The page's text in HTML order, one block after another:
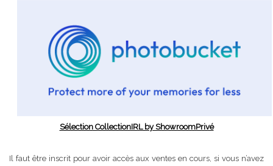
Sélection CollectionIRL by ShowroomPrivé
Il faut être inscrit pour avoir accès aux ventes en cours, si vous n’avez